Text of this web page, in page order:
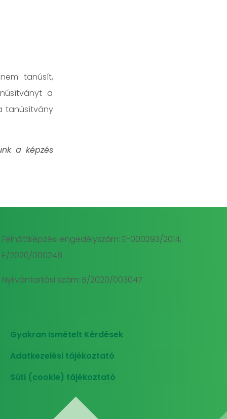
tanúsít,
a
tanúsítvány
a képzés
Felnőttképzési engedélyszám: E-000293/2014,
E/2020/000248
Nyilvántartási szám: B/2020/003047
Gyakran Ismételt Kérdések
Adatkezelési tájékoztató
Süti (cookie) tájékoztató